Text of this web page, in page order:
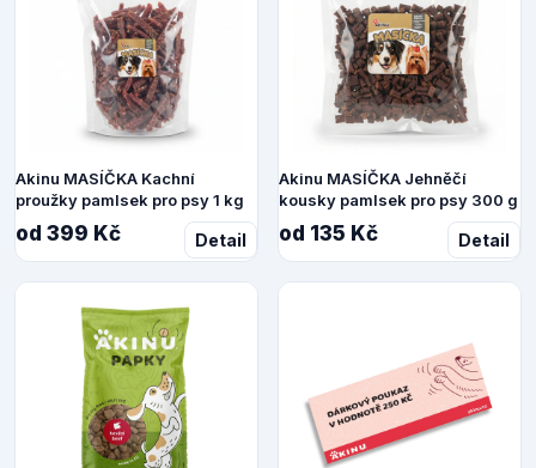
Akinu MASÍČKA Kachní
proužky pamlsek pro psy 1 kg
od 399 Kč Detail
Akinu MASÍČKA Jehněčí
kousky pamlsek pro psy 300 g
od 135 Kč Detail